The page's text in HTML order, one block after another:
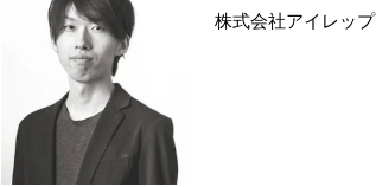
株式会社アイレップ